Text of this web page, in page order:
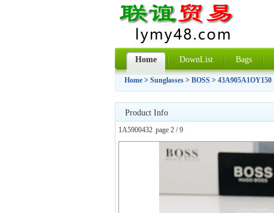
Home DownList Bags
Home > Sunglasses > BOSS > 43A905A1OY150
Product Info
1A5900432 page 2 / 9